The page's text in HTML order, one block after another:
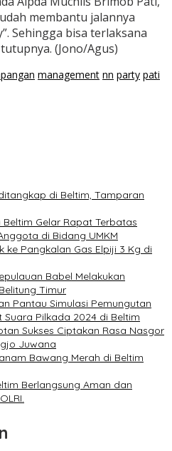
membantu jalannya
Sehingga bisa terlaksana
(Jono/Agus)
management nn party pati
di Beltim, Tamparan
Gelar Rapat Terbatas
di Bidang UMKM
ke Pangkalan Gas Elpiji 3 Kg di
Babel Melakukan
Timur
Pantau Simulasi Pemungutan
Pilkada 2024 di Beltim
Sukses Ciptakan Rasa Nasgor
Juwana
Bawang Merah di Beltim
Berlangsung Aman dan